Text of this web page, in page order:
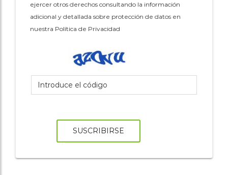
ejercer otros derechos consultando la información
adicional y detallada sobre protección de datos en
nuestra Política de Privacidad
SUSCRIBIRSE